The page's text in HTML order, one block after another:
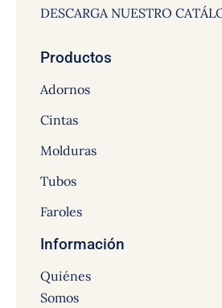
DESCARGA NUESTRO
Productos
Adornos
Cintas
Molduras
Tubos
Faroles
Información
Quiénes
Somos